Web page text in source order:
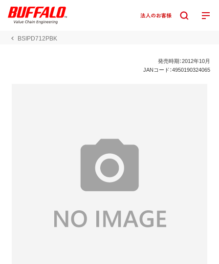
BSIPD712PBK
発売時期：2012年10月
JANコード：4950190324065